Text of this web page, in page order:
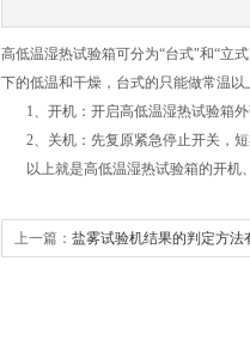
高低温湿热试验箱可分为“台式"和“立
下的低温和干燥，台式的只能做常温
1、开机：开启高低温湿热试验箱外
2、关机：先复原紧急停止开关，短
以上就是高低温湿热试验箱的开机
上一篇： 盐雾试验机结果的判定方法